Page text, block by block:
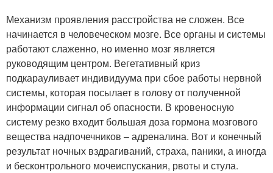
Механизм проявления расстройства не сложен. Все
начинается в человеческом мозге. Все органы и системы
работают слаженно, но именно мозг является
руководящим центром. Вегетативный криз
подкарауливает индивидуума при сбое работы нервной
системы, которая посылает в голову от полученной
информации сигнал об опасности. В кровеносную
систему резко входит большая доза гормона мозгового
вещества надпочечников – адреналина. Вот и конечный
результат ночных вздрагиваний, страха, паники, а иногда
и бесконтрольного мочеиспускания, рвоты и стула.